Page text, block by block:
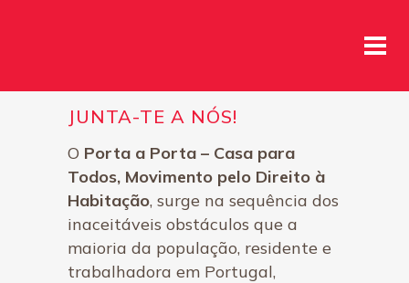
JUNTA-TE A NÓS!
O Porta a Porta – Casa para
Todos, Movimento pelo Direito à
Habitação, surge na sequência dos
inaceitáveis obstáculos que a
maioria da população, residente e
trabalhadora em Portugal,